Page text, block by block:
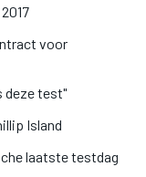
voor
deze test"
Island
laatste testdag